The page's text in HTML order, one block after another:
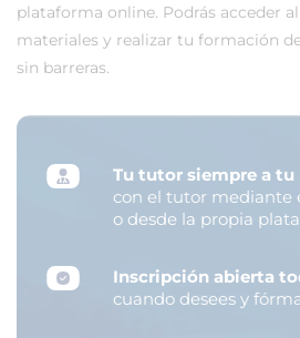
plataforma online. Podrás acceder
materiales y realizar tu formación
sin barreras.
Tu tutor siempre a tu
con el tutor mediante
o desde la propia
Inscripción abierta
cuando desees y